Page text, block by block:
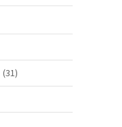
(31)